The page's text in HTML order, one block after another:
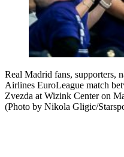
Real Madrid fans, supporters,
Airlines EuroLeague match
Zvezda at Wizink Center on
(Photo by Nikola Gligic/